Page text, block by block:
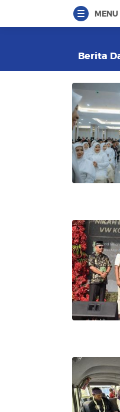
MENU
Berita